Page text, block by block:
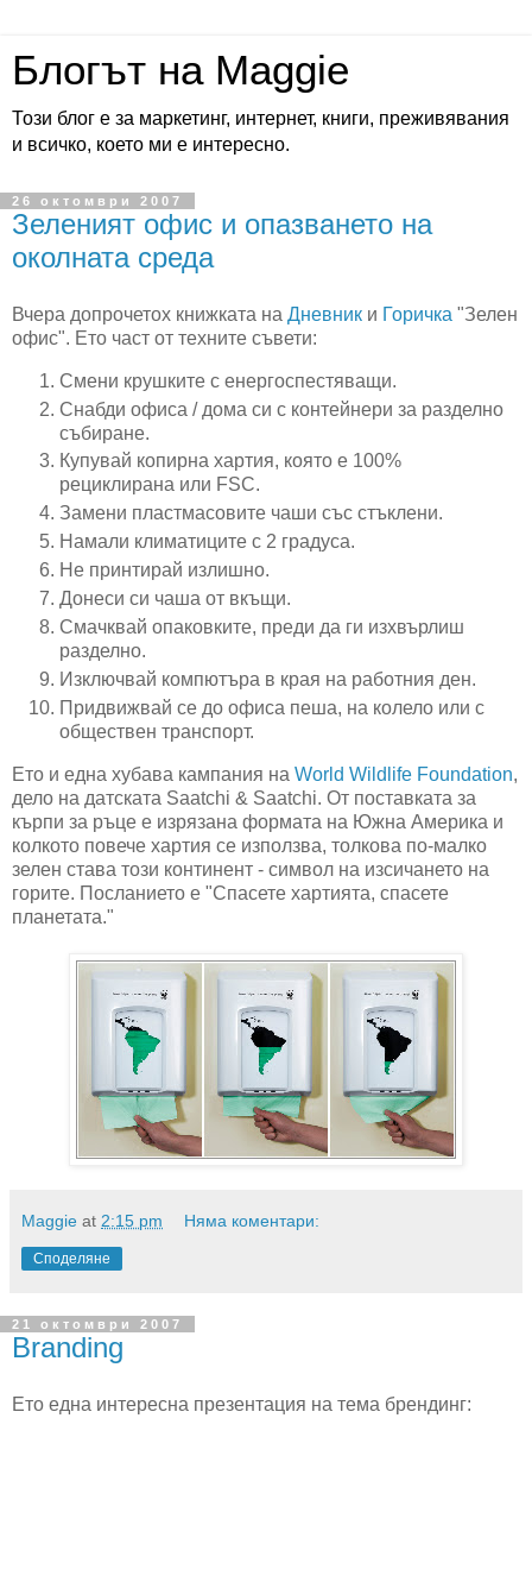
Блогът на Maggie
Този блог е за маркетинг, интернет, книги, преживявания
и всичко, което ми е интересно.
26 октомври 2007
Зеленият офис и опазването на
околната среда
Вчера допрочетох книжката на Дневник и Горичка "Зелен
офис". Ето част от техните съвети:
Смени крушките с енергоспестяващи.
Снабди офиса / дома си с контейнери за разделно
събиране.
Купувай копирна хартия, която е 100%
рециклирана или FSC.
Замени пластмасовите чаши със стъклени.
Намали климатиците с 2 градуса.
Не принтирай излишно.
Донеси си чаша от вкъщи.
Смачквай опаковките, преди да ги изхвърлиш
разделно.
Изключвай компютъра в края на работния ден.
Придвижвай се до офиса пеша, на колело или с
обществен транспорт.
Ето и една хубава кампания на World Wildlife Foundation,
дело на датската Saatchi & Saatchi. От поставката за
кърпи за ръце е изрязана формата на Южна Америка и
колкото повече хартия се използва, толкова по-малко
зелен става този континент - символ на изсичането на
горите. Посланието е "Спасете хартията, спасете
планетата."
Maggie at 2:15 pm Няма коментари:
Споделяне
21 октомври 2007
Branding
Ето една интересна презентация на тема брендинг: